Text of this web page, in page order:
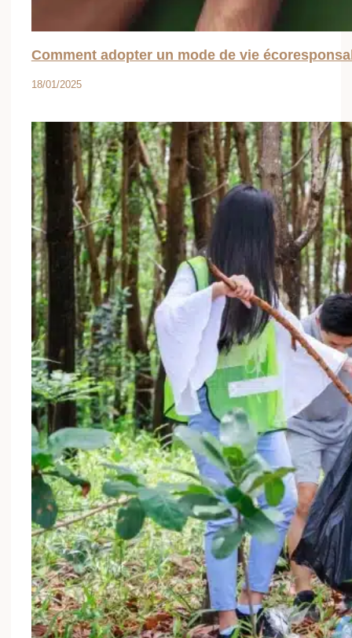
Mode de vie durable : astuces pour réduire
18/01/2025
Écoresponsabilité et bien-être : comment allier
plaisir et respect de la planète ?
18/01/2025
Alimentation saine